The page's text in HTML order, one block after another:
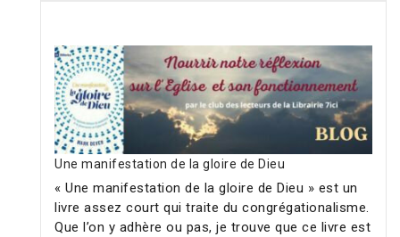
Une manifestation de la gloire de Dieu
« Une manifestation de la gloire de Dieu » est un
livre assez court qui traite du congrégationalisme.
Que l’on y adhère ou pas, je trouve que ce livre est